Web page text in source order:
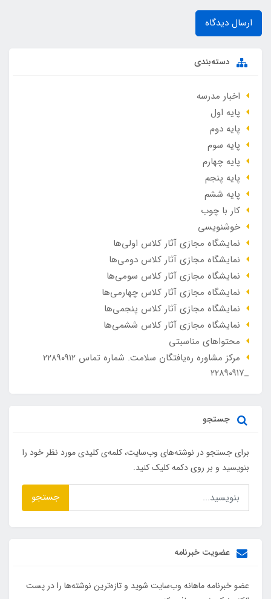
ارسال دیدگاه
دسته‌بندی
اخبار مدرسه
پایه اول
پایه دوم
پایه سوم
پایه چهارم
پایه پنجم
پایه ششم
کار با چوب
خوشنویسی
نمایشگاه مجازی آثار کلاس اولی‌ها
نمایشگاه مجازی آثار کلاس دومی‌ها
نمایشگاه مجازی آثار کلاس سومی‌ها
نمایشگاه مجازی آثار کلاس چهارمی‌ها
نمایشگاه مجازی آثار کلاس پنجمی‌ها
نمایشگاه مجازی آثار کلاس ششمی‌ها
محتواهای مناسبتی
مرکز مشاوره ره‌یافتگان سلامت. شماره تماس ۲۲۸۹۰۹۱۲
_۲۲۸۹۰۹۱۷
جستجو
برای جستجو در نوشته‌های وب‌سایت، کلمه‌ی کلیدی مورد نظر خود را
بنویسید و بر روی دکمه کلیک کنید.
جستجو
عضویت خبرنامه
عضو خبرنامه ماهانه وب‌سایت شوید و تازه‌ترین نوشته‌ها را در پست